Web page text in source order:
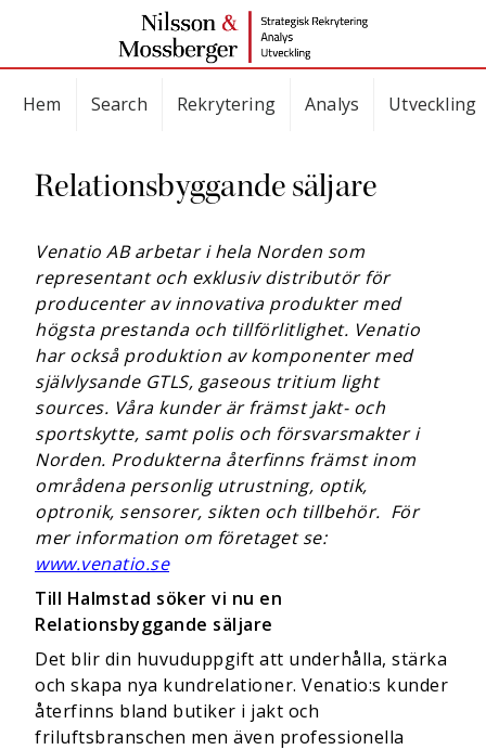
Hem Search Rekrytering Analys Utveckling
Relationsbyggande säljare
Venatio AB arbetar i hela Norden som
representant och exklusiv distributör för
producenter av innovativa produkter med
högsta prestanda och tillförlitlighet. Venatio
har också produktion av komponenter med
självlysande GTLS, gaseous tritium light
sources. Våra kunder är främst jakt- och
sportskytte, samt polis och försvarsmakter i
Norden. Produkterna återfinns främst inom
område­na personlig utrustning, optik,
optronik, sensorer, sikten och tillbehör. För
mer information om företaget se:
www.venatio.se
Till Halmstad söker vi nu en
Relationsbyggande säljare
Det blir din huvuduppgift att underhålla, stärka
och skapa nya kundrelationer. Venatio:s kunder
återfinns bland butiker i jakt och
friluftsbranschen men även professionella